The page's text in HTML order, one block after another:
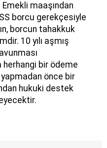
Emekli maaşından
borcu gerekçesiyle
borcun tahakkuk
10 yılı aşmış
herhangi bir ödeme
önce bir
hukuki destek